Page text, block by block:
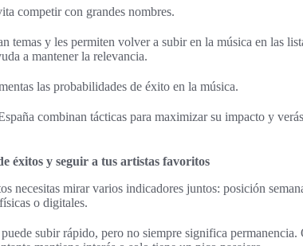
competir con grandes nombres.
temas y les permiten volver a subir en la música en las
a mantener la relevancia.
las probabilidades de éxito en la música.
combinan tácticas para maximizar su impacto y
éxitos y seguir a tus artistas favoritos
necesitas mirar varios indicadores juntos: posición
o digitales.
subir rápido, pero no siempre significa permanencia.